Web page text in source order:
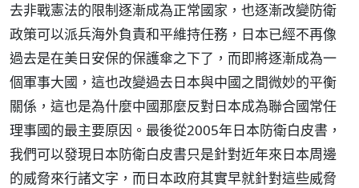
去非戰憲法的限制逐漸成為正常國家，也逐漸改變防衛
政策可以派兵海外負責和平維持任務，日本已經不再像
過去是在美日安保的保護傘之下了，而即將逐漸成為一
個軍事大國，這也改變過去日本與中國之間微妙的平衡
關係，這也是為什麼中國那麼反對日本成為聯合國常任
理事國的最主要原因。最後從2005年日本防衛白皮書，
我們可以發現日本防衛白皮書只是針對近年來日本周邊
的威脅來行諸文字，而日本政府其實早就針對這些威脅